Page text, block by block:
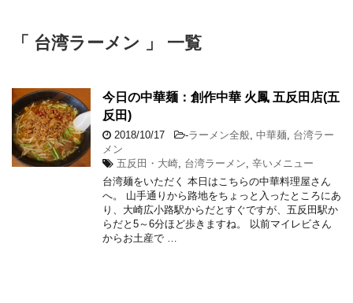
「 台湾ラーメン 」 一覧
今日の中華麺：創作中華 火鳳 五反田店(五
反田)
2018/10/17 -ラーメン全般, 中華麺, 台湾ラー
メン
五反田・大崎, 台湾ラーメン, 辛いメニュー
台湾麺をいただく 本日はこちらの中華料理屋さん
へ。 山手通りから路地をちょっと入ったところにあ
り、大崎広小路駅からだとすぐですが、五反田駅か
らだと5～6分ほど歩きますね。 以前マイレビさん
からお土産で …